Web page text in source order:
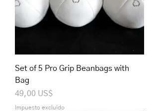
Set of 5 Pro Grip Beanbags with
Bag
Precio
49,00 US$
Impuesto excluido